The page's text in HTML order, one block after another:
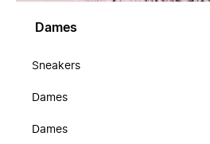
Dames
Sneakers
Dames
Dames